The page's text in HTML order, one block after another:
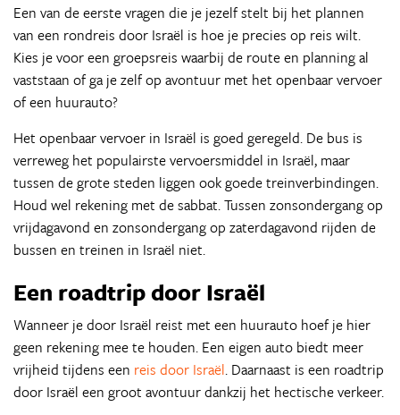
Een van de eerste vragen die je jezelf stelt bij het plannen
van een rondreis door Israël is hoe je precies op reis wilt.
Kies je voor een groepsreis waarbij de route en planning al
vaststaan of ga je zelf op avontuur met het openbaar vervoer
of een huurauto?
Het openbaar vervoer in Israël is goed geregeld. De bus is
verreweg het populairste vervoersmiddel in Israël, maar
tussen de grote steden liggen ook goede treinverbindingen.
Houd wel rekening met de sabbat. Tussen zonsondergang op
vrijdagavond en zonsondergang op zaterdagavond rijden de
bussen en treinen in Israël niet.
Een roadtrip door Israël
Wanneer je door Israël reist met een huurauto hoef je hier
geen rekening mee te houden. Een eigen auto biedt meer
vrijheid tijdens een reis door Israël. Daarnaast is een roadtrip
door Israël een groot avontuur dankzij het hectische verkeer.